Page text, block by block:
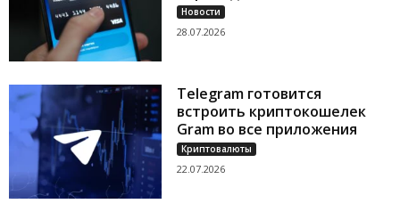
Новости
28.07.2026
Telegram готовится
встроить криптокошелек
Gram во все приложения
Криптовалюты
22.07.2026